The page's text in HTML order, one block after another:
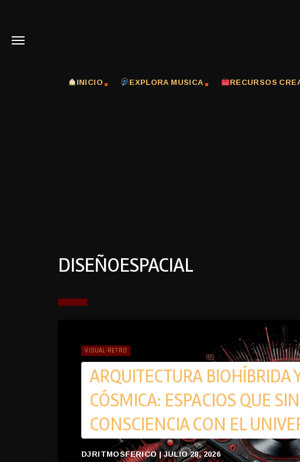
INICIO EXPLORA MUSICA RECURSOS
DISEÑOESPACIAL
VISUAL-RETRO
ARQUITECTURA
CÓSMICA: ESPACIOS QUE
CONSCIENCIA CON EL
DJRITMOSFERICO | JULIO 28, 2026